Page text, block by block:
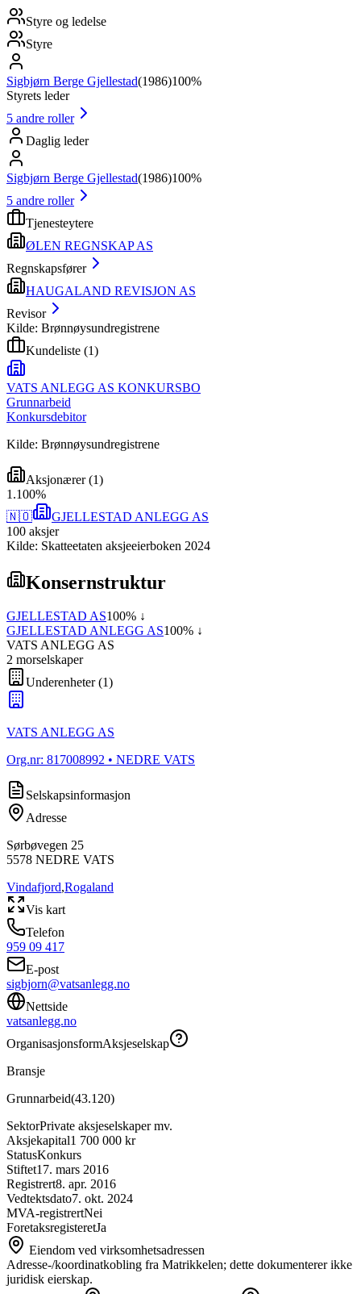
Styre og ledelse
Styre
Sigbjørn Berge Gjellestad(1986)100%
Styrets leder
5 andre roller
Daglig leder
Sigbjørn Berge Gjellestad(1986)100%
5 andre roller
Tjenesteytere
ØLEN REGNSKAP AS
Regnskapsfører
HAUGALAND REVISJON AS
Revisor
Kilde: Brønnøysundregistrene
Kundeliste (1)
VATS ANLEGG AS KONKURSBO
Grunnarbeid
Konkursdebitor
Kilde: Brønnøysundregistrene
Aksjonærer(1)
1 .100%
🇳🇴
GJELLESTAD ANLEGG AS
100 aksjer
Kilde: Skatteetaten aksjeeierboken 2024
Konsernstruktur
GJELLESTAD AS100% ↓
GJELLESTAD ANLEGG AS100% ↓
VATS ANLEGG AS
2 morselskaper
Underenheter(1)
VATS ANLEGG AS
Org.nr: 817008992 • NEDRE VATS
Selskapsinformasjon
Adresse
Sørbøvegen 25
5578 NEDRE VATS
Vindafjord,Rogaland
Vis kart
Telefon
959 09 417
E-post
sigbjorn@vatsanlegg.no
Nettside
vatsanlegg.no
OrganisasjonsformAksjeselskap
Bransje
Grunnarbeid(43.120)
SektorPrivate aksjeselskaper mv.
Aksjekapital1 700 000 kr
StatusKonkurs
Stiftet17. mars 2016
Registrert8. apr. 2016
Vedtektsdato7. okt. 2024
MVA-registrertNei
ForetaksregisteretJa
Eiendom ved virksomhetsadressen
Adresse-/koordinatkobling fra Matrikkelen; dette dokumenterer ikke
juridisk eierskap.